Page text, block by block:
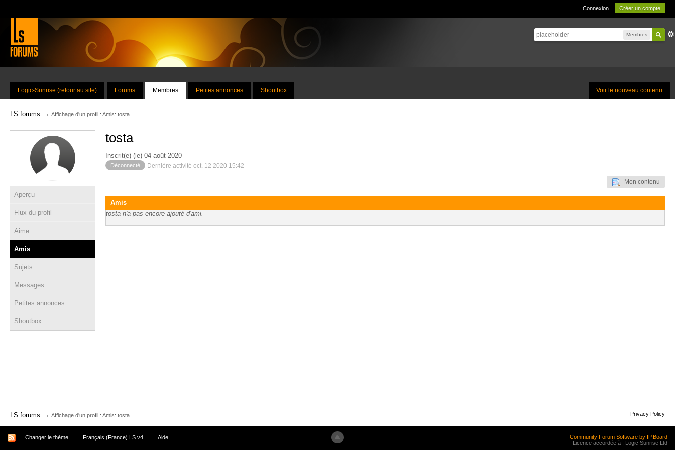
Connexion Créer un compte
Membres
Voir le nouveau contenu
Logic-Sunrise (retour au site) Forums Membres Petites annonces Shoutbox
LS forums → Affichage d'un profil : Amis: tosta
Aperçu
Flux du profil
Aime
Amis
Sujets
Messages
Petites annonces
Shoutbox
tosta
Inscrit(e) (le) 04 août 2020
Déconnecté Dernière activité oct. 12 2020 15:42
Mon contenu
Amis
tosta n'a pas encore ajouté d'ami.
LS forums → Affichage d'un profil : Amis: tosta Privacy Policy
Changer le thème Français (France) LS v4 Aide
Community Forum Software by IP.Board
Licence accordée à : Logic Sunrise Ltd